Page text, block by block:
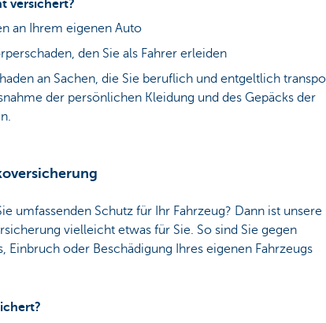
versichert?
an Ihrem eigenen Auto
den Sie als Fahrer erleiden
an Sachen, die Sie beruflich und entgeltlich
der persönlichen Kleidung und des Gepäcks der
umfassenden Schutz für Ihr Fahrzeug? Dann ist unsere
vielleicht etwas für Sie. So sind Sie gegen
Einbruch oder Beschädigung Ihres eigenen Fahrzeugs